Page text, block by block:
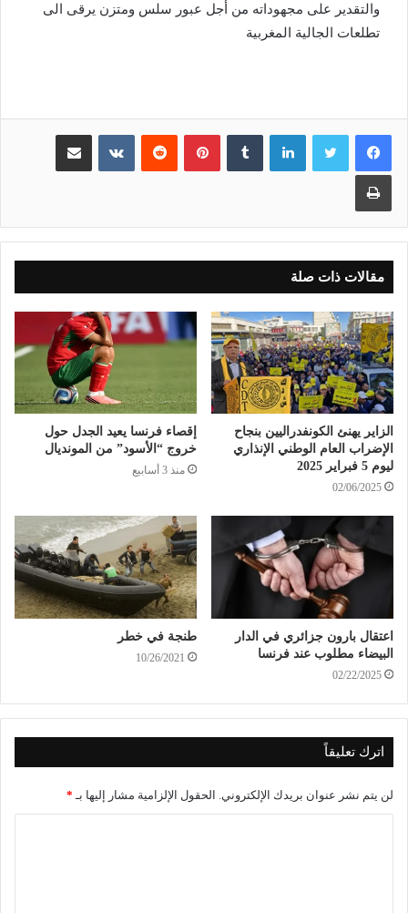
والتقدير على مجهوداته من أجل عبور سلس ومتزن يرقى الى
تطلعات الجالية المغربية
لينكدإن بينتيريست مشاركة عبر البريد
طباعة
مقالات ذات صلة
الزاير يهنئ الكونفدراليين بنجاح
الإضراب العام الوطني الإنذاري
ليوم 5 فبراير 2025
02/06/2025
إقصاء فرنسا يعيد الجدل حول
خروج “الأسود” من المونديال
منذ 3 أسابيع
اعتقال بارون جزائري في الدار
البيضاء مطلوب عند فرنسا
02/22/2025
طنجة في خطر
10/26/2021
اترك تعليقاً
لن يتم نشر عنوان بريدك الإلكتروني. الحقول الإلزامية مشار إليها بـ *